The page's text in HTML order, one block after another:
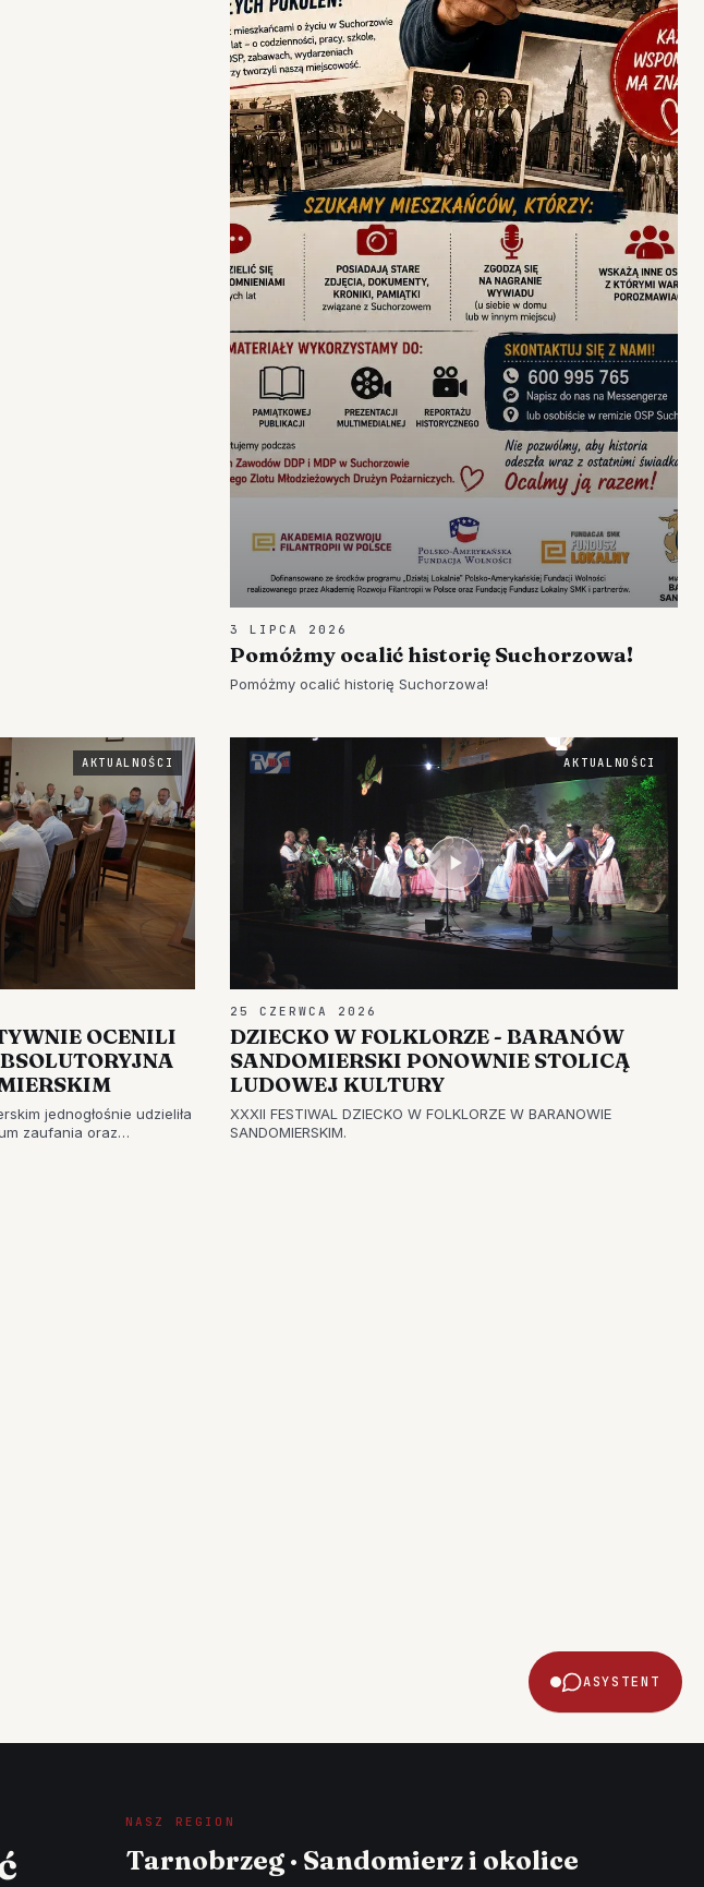
ASYSTENT
3 LIPCA 2026
Pomóżmy ocalić historię Suchorzowa!
Pomóżmy ocalić historię Suchorzowa!
AKTUALNOŚCI
OCENILI
jednogłośnie udzieliła
zaufania oraz
AKTUALNOŚCI
25 CZERWCA 2026
DZIECKO W FOLKLORZE - BARANÓW
SANDOMIERSKI PONOWNIE STOLICĄ
LUDOWEJ KULTURY
XXXII FESTIWAL DZIECKO W FOLKLORZE W BARANOWIE
SANDOMIERSKIM.
NASZ REGION
Tarnobrzeg · Sandomierz i okolice